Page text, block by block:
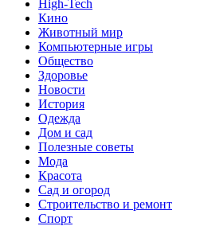
High-Tech
Кино
Животный мир
Компьютерные игры
Общество
Здоровье
Новости
История
Одежда
Дом и сад
Полезные советы
Мода
Красота
Сад и огород
Строительство и ремонт
Спорт